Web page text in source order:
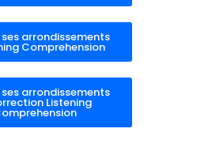
ses arrondissements
Comprehension
ses arrondissements
Listening